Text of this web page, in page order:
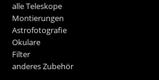
alle Teleskope
Montierungen
Astrofotografie
Okulare
Filter
anderes Zubehör